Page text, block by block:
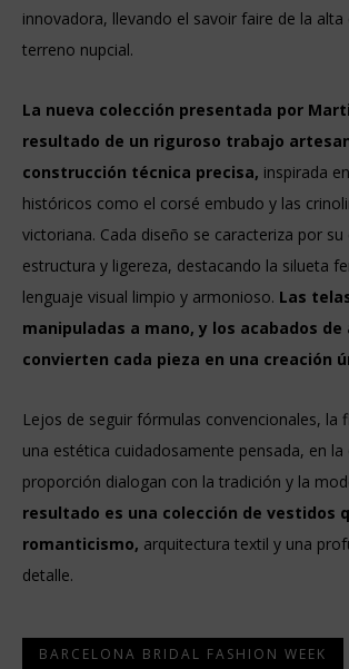
innovadora, llevando el savoir faire de la alta
terreno nupcial.
La nueva colección presentada por
resultado de un riguroso trabajo
construcción técnica precisa, inspirada
históricos como el corsé embudo y las
victoriana. Cada diseño se caracteriza por
estructura y ligereza, destacando la silueta
lenguaje visual limpio y armonioso. Las
manipuladas a mano, y los acabados
convierten cada pieza en una creación
Lejos de seguir fórmulas convencionales, la
una estética cuidadosamente pensada, en
proporción dialogan con la tradición y la
resultado es una colección de vestidos
romanticismo, arquitectura textil y una
detalle.
BARCELONA BRIDAL FASHION WEEK